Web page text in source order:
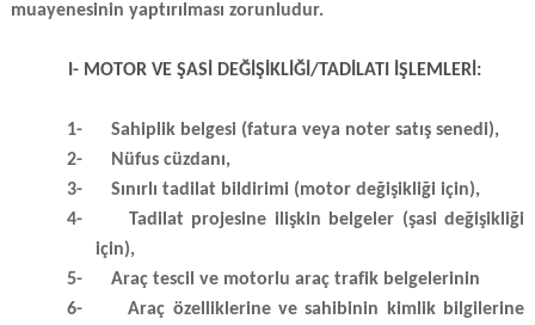
muayenesinin yaptırılması zorunludur.
I- MOTOR VE ŞASİ DEĞİŞİKLİĞİ/TADİLATI İŞLEMLERİ:
1-
Sahiplik belgesi (fatura veya noter satış senedi),
2-
Nüfus cüzdanı,
3-
Sınırlı tadilat bildirimi (motor değişikliği için),
4-
Tadilat projesine ilişkin belgeler (şasi değişikliği
için),
5-
Araç tescil ve motorlu araç trafik belgelerinin
6-
Araç özelliklerine ve sahibinin kimlik bilgilerine